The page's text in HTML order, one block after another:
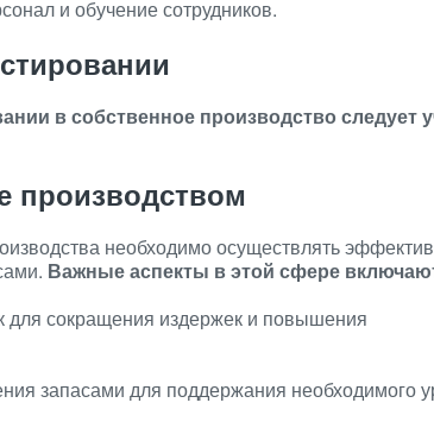
и обучение сотрудников.
в собственное производство следует
производством
необходимо осуществлять
Важные аспекты в этой сфере
для сокращения издержек и повышения
запасами для поддержания необходимого